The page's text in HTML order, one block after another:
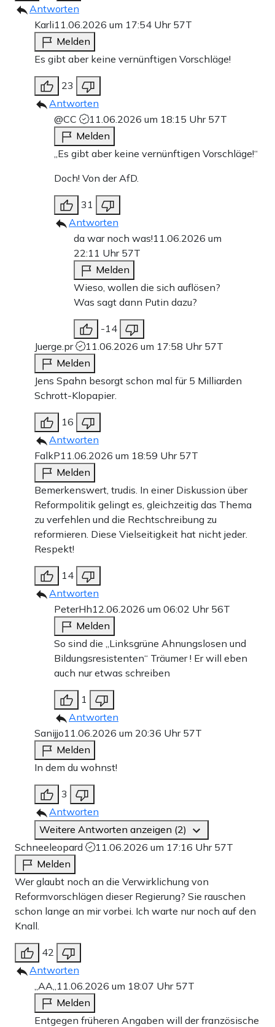
Antworten
Karli11.06.2026 um 17:54 Uhr 57T
Melden
Es gibt aber keine vernünftigen Vorschläge!
23
Antworten
@CC
11.06.2026 um 18:15 Uhr 57T
Melden
„Es gibt aber keine vernünftigen Vorschläge!“
Doch! Von der AfD.
31
Antworten
da war noch was!11.06.2026 um
22:11 Uhr 57T
Melden
Wieso, wollen die sich auflösen?
Was sagt dann Putin dazu?
-14
Juerge.pr
11.06.2026 um 17:58 Uhr 57T
Melden
Jens Spahn besorgt schon mal für 5 Milliarden
Schrott-Klopapier.
16
Antworten
FalkP11.06.2026 um 18:59 Uhr 57T
Melden
Bemerkenswert, trudis. In einer Diskussion über
Reformpolitik gelingt es, gleichzeitig das Thema
zu verfehlen und die Rechtschreibung zu
reformieren. Diese Vielseitigkeit hat nicht jeder.
Respekt!
14
Antworten
PeterHh12.06.2026 um 06:02 Uhr 56T
Melden
So sind die „Linksgrüne Ahnungslosen und
Bildungsresistenten“ Träumer ! Er will eben
auch nur etwas schreiben
1
Antworten
Sanijjo11.06.2026 um 20:36 Uhr 57T
Melden
In dem du wohnst!
3
Antworten
Weitere Antworten anzeigen (2)
Schneeleopard
11.06.2026 um 17:16 Uhr 57T
Melden
Wer glaubt noch an die Verwirklichung von
Reformvorschlägen dieser Regierung? Sie rauschen
schon lange an mir vorbei. Ich warte nur noch auf den
Knall.
42
Antworten
,,AA,, 11.06.2026 um 18:07 Uhr 57T
Melden
Entgegen früheren Angaben will der französische